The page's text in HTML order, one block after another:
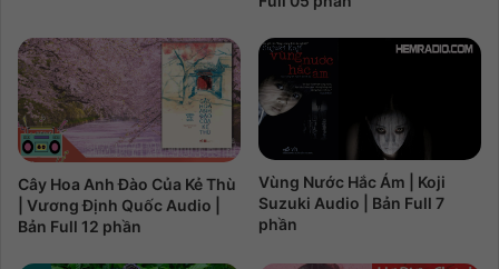
Cây Hoa Anh Đào Của Kẻ Thù
| Vương Định Quốc Audio |
Bản Full 12 phần
Vùng Nước Hắc Ám | Koji
Suzuki Audio | Bản Full 7
phần